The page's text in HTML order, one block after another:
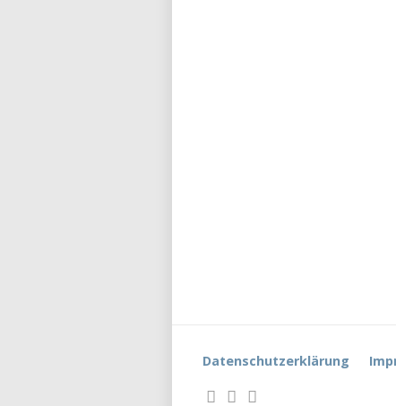
Datenschutzerklärung